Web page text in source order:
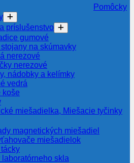
Pomôcky
príslušenstvo
gumové
stojany na skúmavky
nerezové
nerezové
nádobky a kelímky
vedrá
koše
miešadielka, Miešacie tyčinky
magnetických miešadiel
miešadielok
laboratórneho skla